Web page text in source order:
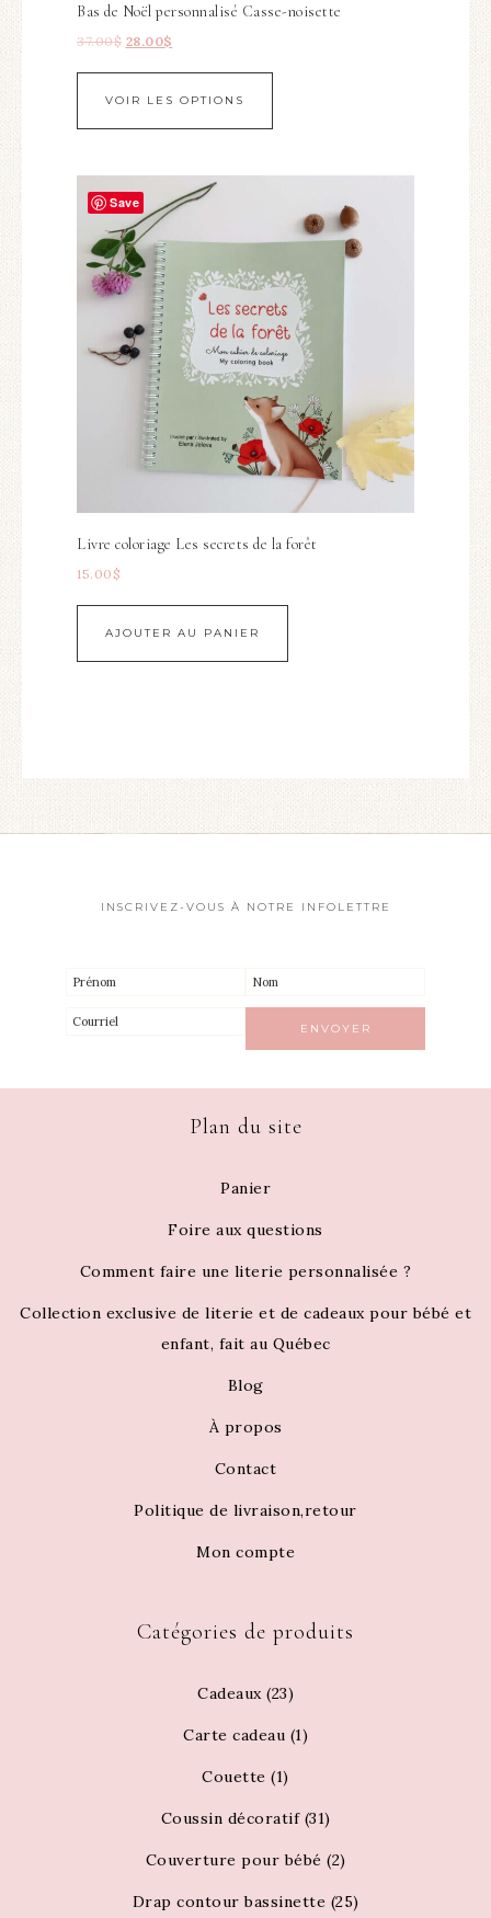
Bas de Noël personnalisé Casse-noisette
37.00$ 28.00$
VOIR LES OPTIONS
Save
Livre coloriage Les secrets de la forêt
15.00 $
AJOUTER AU PANIER
INSCRIVEZ-VOUS À NOTRE INFOLETTRE
Plan du site
Panier
Foire aux questions
Comment faire une literie personnalisée ?
Collection exclusive de literie et de cadeaux pour bébé et
enfant, fait au Québec
Blog
À propos
Contact
Politique de livraison,retour
Mon compte
Catégories de produits
Cadeaux (23)
Carte cadeau (1)
Couette (1)
Coussin décoratif (31)
Couverture pour bébé (2)
Drap contour bassinette (25)